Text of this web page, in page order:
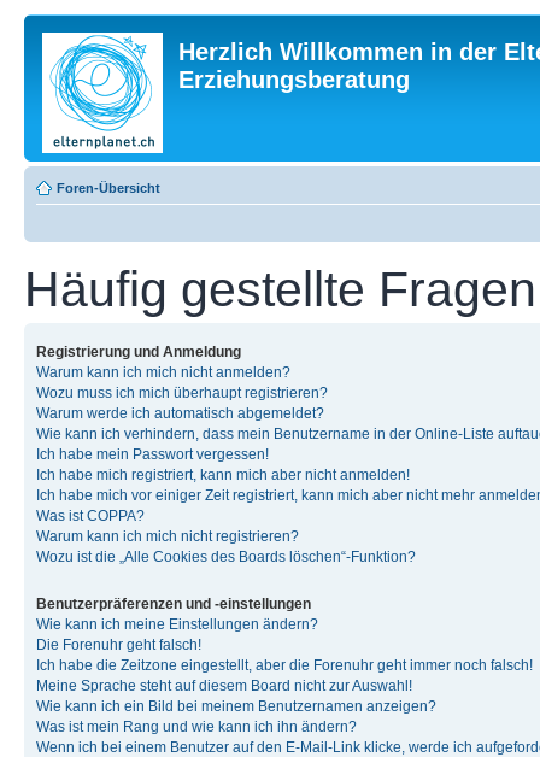
Herzlich Willkommen in der
Erziehungsberatung
Foren-Übersicht
Häufig gestellte Fragen
Registrierung und Anmeldung
Warum kann ich mich nicht anmelden?
Wozu muss ich mich überhaupt registrieren?
Warum werde ich automatisch abgemeldet?
Wie kann ich verhindern, dass mein Benutzername in der Online-Liste
Ich habe mein Passwort vergessen!
Ich habe mich registriert, kann mich aber nicht anmelden!
Ich habe mich vor einiger Zeit registriert, kann mich aber nicht mehr
Was ist COPPA?
Warum kann ich mich nicht registrieren?
Wozu ist die „Alle Cookies des Boards löschen“-Funktion?
Benutzerpräferenzen und -einstellungen
Wie kann ich meine Einstellungen ändern?
Die Forenuhr geht falsch!
Ich habe die Zeitzone eingestellt, aber die Forenuhr geht immer noch falsch!
Meine Sprache steht auf diesem Board nicht zur Auswahl!
Wie kann ich ein Bild bei meinem Benutzernamen anzeigen?
Was ist mein Rang und wie kann ich ihn ändern?
Wenn ich bei einem Benutzer auf den E-Mail-Link klicke, werde ich